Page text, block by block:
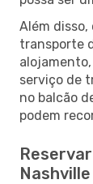
Além disso,
transporte
serviço de
no balcão
podem
Nashville